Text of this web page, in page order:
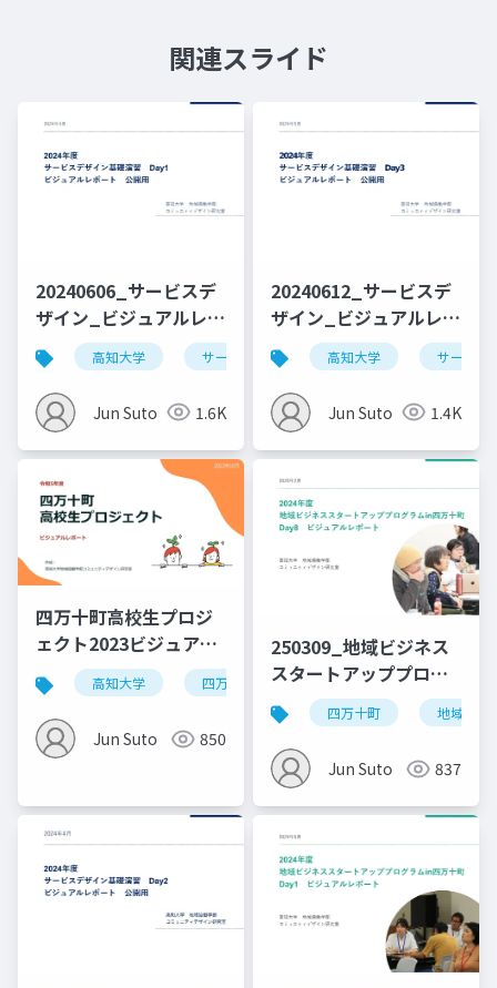
関連スライド
20240606_サービスデ
ザイン_ビジュアルレポ
ート_Day1_公開用
高知大学 サービスデザイン デザイン思考
Jun Suto 1.6K
20240612_サービスデ
ザイン_ビジュアルレポ
ート_Day3_公開用
高知大学 サービス
Jun Suto 1.4K
四万十町高校生プロジ
ェクト2023ビジュアル
レポート高知大学 四万十町
Jun Suto 850
250309_地域ビジネス
スタートアッププログ
ラムin四万十町
_Day8_0310修正
四万十町 地域ビジ
Jun Suto 837